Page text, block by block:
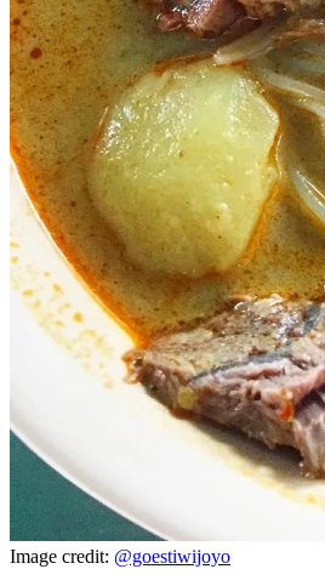
Image credit: @goestiwijoyo